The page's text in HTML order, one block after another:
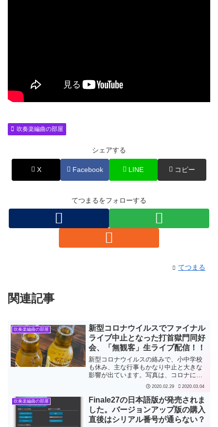
吹奏楽編曲の部屋
シェアする
X Facebook LINE コピー
てつまるをフォローする
てつまる
関連記事
吹奏楽編曲の部屋
新型コロナウイルスでファイナル
ライブ中止となった打首獄門同好
会、「無観客」生ライブ配信！！
新型コロナウイルスの絡みで、小中学校
も休み、主な行事もかなり中止と大きな
影響が出ています。写真は、コロナに負
けるな、コロナを飲み干せ！ということ
で、メキシコのコロナ・エキストラ・ビ
ール、もちろん買って応援、飲んで応援
という趣旨です。打首獄門...
2020.02.29 2020.03.04
吹奏楽編曲の部屋
Finale27の日本語版が発売されま
した。バージョンアップ版の購入
直後はシリアル番号が通らない？